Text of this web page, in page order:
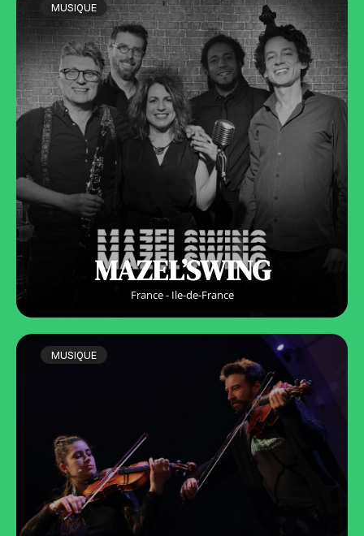
MUSIQUE
MAZEL’SWING
France - Ile-de-France
MUSIQUE